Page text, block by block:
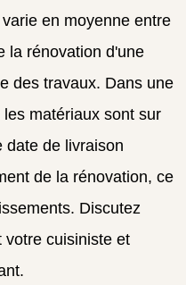
en moyenne entre
la rénovation d'une
des travaux. Dans une
matériaux sont sur
date de livraison
de la rénovation, ce
Discutez
cuisiniste et